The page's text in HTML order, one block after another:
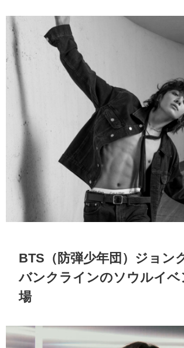
BTS（防弾少年団）ジョン
バンクラインのソウルイベ
場